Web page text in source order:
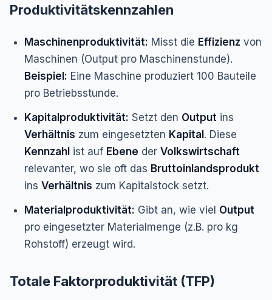
Produktivitätskennzahlen
Maschinenproduktivität: Misst die Effizienz von
Maschinen (Output pro Maschinenstunde).
Beispiel: Eine Maschine produziert 100 Bauteile
pro Betriebsstunde.
Kapitalproduktivität: Setzt den Output ins
Verhältnis zum eingesetzten Kapital. Diese
Kennzahl ist auf Ebene der Volkswirtschaft
relevanter, wo sie oft das Bruttoinlandsprodukt
ins Verhältnis zum Kapitalstock setzt.
Materialproduktivität: Gibt an, wie viel Output
pro eingesetzter Materialmenge (z.B. pro kg
Rohstoff) erzeugt wird.
Totale Faktorproduktivität (TFP)